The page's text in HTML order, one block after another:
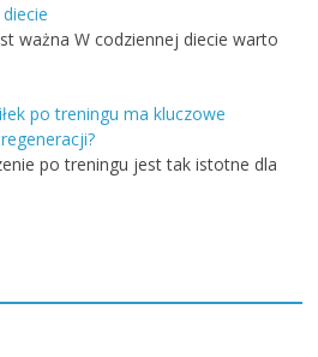
ważna W codziennej diecie warto
po treningu ma kluczowe
po treningu jest tak istotne dla